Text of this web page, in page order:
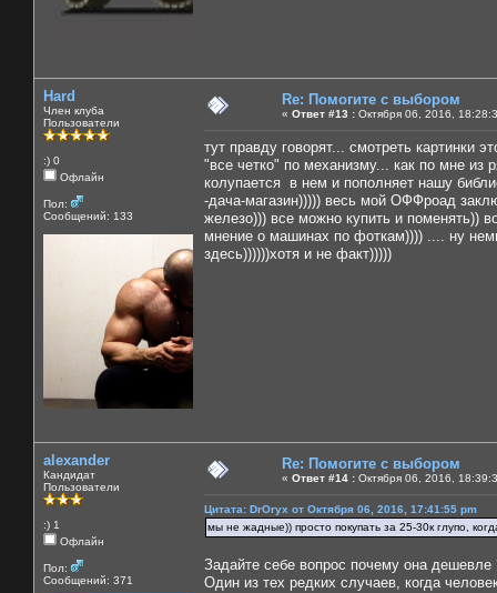
Hard
Член клуба
Пользователи
:) 0
Офлайн
Пол:
Сообщений: 133
Re: Помогите с выбором
« Ответ #13 : Октября 06, 2016,
тут правду говорят... смотреть картинки
"все четко" по механизму... как по мне
колупается в нем и пополняет нашу
-дача-магазин))))) весь мой ОФФроад
железо))) все можно купить и поменять))
мнение о машинах по фоткам)))) .... ну
здесь))))))хотя и не факт)))))
alexander
Кандидат
Пользователи
:) 1
Офлайн
Пол:
Сообщений: 371
Re: Помогите с выбором
« Ответ #14 : Октября 06, 2016,
Цитата: DrOryx от Октября 06, 2016, 17:41:55 pm
мы не жадные)) просто покупать за 25-30к глупо,
Задайте себе вопрос почему она дешевле
Один из тех редких случаев, когда